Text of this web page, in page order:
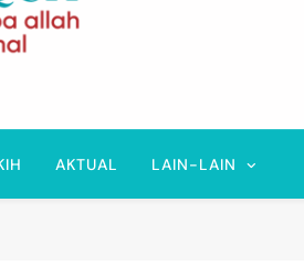
AKTUAL LAIN-LAIN